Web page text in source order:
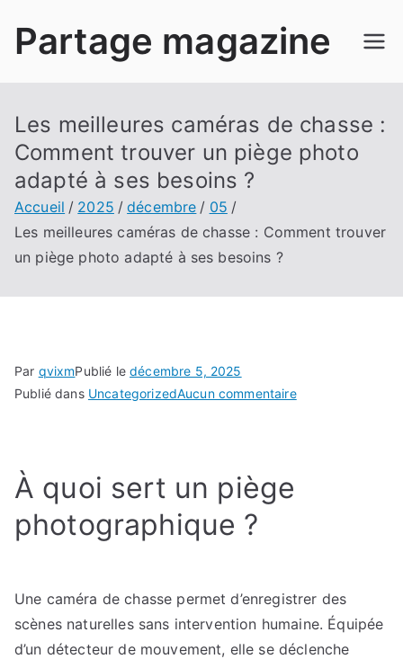
Partage magazine
Les meilleures caméras de chasse :
Comment trouver un piège photo
adapté à ses besoins ?
Accueil 2025 décembre
05
Les meilleures caméras de chasse : Comment trouver
un piège photo adapté à ses besoins ?
Par qvixmPublié ledécembre 5, 2025
Publié dans UncategorizedAucun commentairesur
un
piège
À quoi sert un piège
photographique ?
Une caméra de chasse permet d’enregistrer des
scènes naturelles sans intervention humaine. Équipée
d’un détecteur de mouvement, elle se déclenche